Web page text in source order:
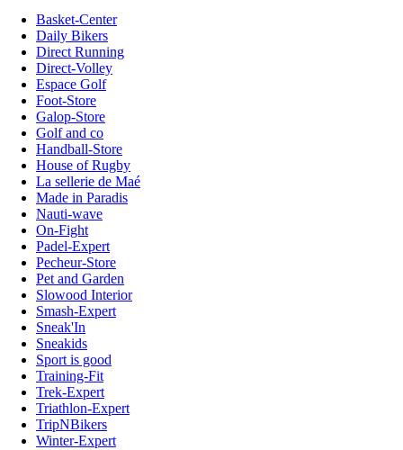
Basket-Center
Daily Bikers
Direct Running
Direct-Volley
Espace Golf
Foot-Store
Galop-Store
Golf and co
Handball-Store
House of Rugby
La sellerie de Maé
Made in Paradis
Nauti-wave
On-Fight
Padel-Expert
Pecheur-Store
Pet and Garden
Slowood Interior
Smash-Expert
Sneak'In
Sneakids
Sport is good
Training-Fit
Trek-Expert
Triathlon-Expert
TripNBikers
Winter-Expert